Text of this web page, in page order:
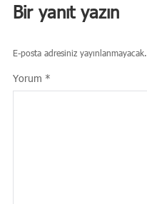
Bir yanıt yazın
E-posta adresiniz yayınlanmayacak.
Yorum *